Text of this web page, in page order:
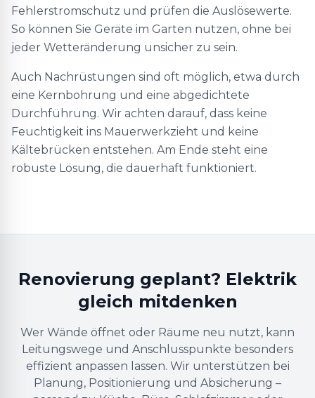
Fehlerstromschutz und prüfen die Auslösewerte.
So können Sie Geräte im Garten nutzen, ohne bei
jeder Wetteränderung unsicher zu sein.
Auch Nachrüstungen sind oft möglich, etwa durch
eine Kernbohrung und eine abgedichtete
Durchführung. Wir achten darauf, dass keine
Feuchtigkeit ins Mauerwerkzieht und keine
Kältebrücken entstehen. Am Ende steht eine
robuste Lösung, die dauerhaft funktioniert.
Renovierung geplant? Elektrik
gleich mitdenken
Wer Wände öffnet oder Räume neu nutzt, kann
Leitungswege und Anschlusspunkte besonders
effizient anpassen lassen. Wir unterstützen bei
Planung, Positionierung und Absicherung –